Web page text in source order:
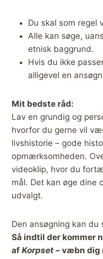
Du skal som regel
Alle kan søge,
etnisk baggrund.
Hvis du ikke
alligevel en
Mit bedste råd:
Lav en grundig og
hvorfor du gerne vil
livshistorie – gode
opmærksomheden.
videoklip, hvor du
mål. Det kan øge dine
udvalgt.
Den ansøgning kan du
Så indtil der kommer
af Korpset – væbn dig